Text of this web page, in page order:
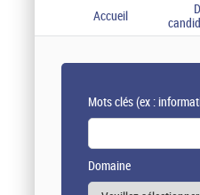
Accueil
Mots clés(ex :
Domaine